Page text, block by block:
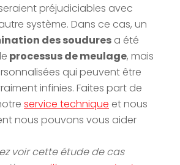
préjudiciables avec
système. Dans ce cas, un
des soudures a été
processus de meulage, mais
qui peuvent être
infinies. Faites part de
service technique et nous
nous pouvons vous aider
voir cette étude de cas